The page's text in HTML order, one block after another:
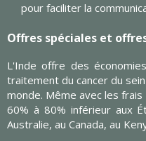
pour faciliter la
Offres spéciales et
L'Inde offre des
traitement du cancer du
monde. Même avec les
60% à 80% inférieur aux
Australie, au Canada, au